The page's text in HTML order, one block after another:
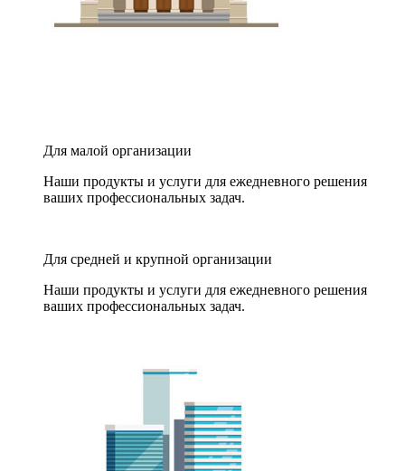
Для малой организации
Наши продукты и услуги для ежедневного решения
ваших профессиональных задач.
Для средней и крупной организации
Наши продукты и услуги для ежедневного решения
ваших профессиональных задач.